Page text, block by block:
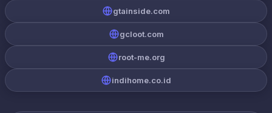
gtainside.com
gcloot.com
root-me.org
indihome.co.id